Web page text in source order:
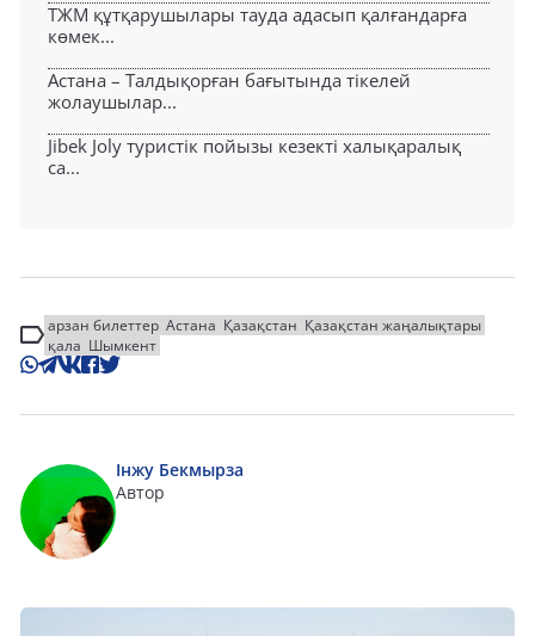
ТЖМ құтқарушылары тауда адасып қалғандарға
көмек...
Астана – Талдықорған бағытында тікелей
жолаушылар...
Jibek Joly туристік пойызы кезекті халықаралық
са...
арзан билеттер Астана Қазақстан Қазақстан жаңалықтары
қала Шымкент
Інжу Бекмырза
Автор